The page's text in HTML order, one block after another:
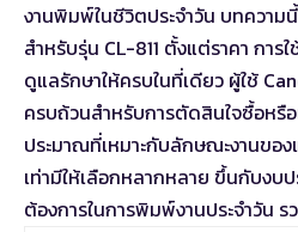
งานพิมพ์ในชีวิตประจำวัน บทควา
สำหรับรุ่น CL-811 ตั้งแต่ราคา การ
ดูแลรักษาให้ครบในที่เดียว ผู้ใช้
ครบถ้วนสำหรับการตัดสินใจซื้อหรื
ประมาณที่เหมาะกับลักษณะงานขอ
เท่ามีให้เลือกหลากหลาย ขึ้นกับง
ต้องการในการพิมพ์งานประจำวัน